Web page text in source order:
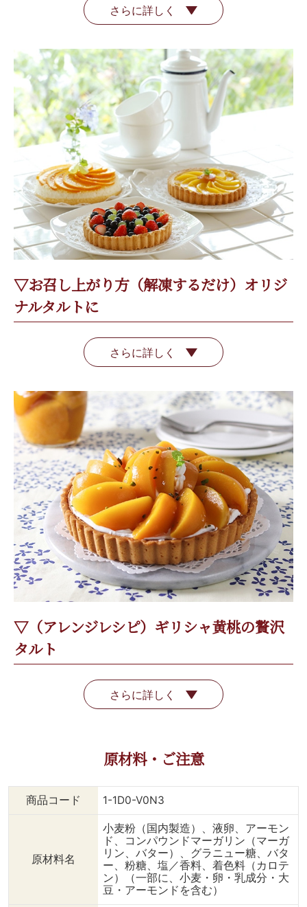
さらに詳しく
▽お召し上がり方（解凍するだけ）オリジ
ナルタルトに
さらに詳しく
▽（アレンジレシピ）ギリシャ黄桃の贅沢
タルト
さらに詳しく
原材料・ご注意
商品コード 1-1D0-V0N3
原材料名
小麦粉（国内製造）、液卵、アーモン
ド、コンパウンドマーガリン（マーガ
リン、バター）、グラニュー糖、バタ
ー、粉糖、塩／香料、着色料（カロテ
ン）（一部に、小麦・卵・乳成分・大
豆・アーモンドを含む）